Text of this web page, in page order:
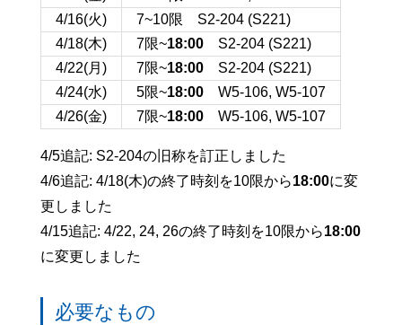
4/16(火)
7~10限 S2-204 (S221)
4/18(木)
7限~18:00S2-204 (S221)
4/22(月)
7限~18:00S2-204 (S221)
4/24(水)
5限~18:00W5-106, W5-107
4/26(金)
7限~18:00W5-106, W5-107
4/5追記: S2-204の旧称を訂正しました
4/6追記: 4/18(木)の終了時刻を10限から18:00に変
更しました
4/15追記: 4/22, 24, 26の終了時刻を10限から18:00
に変更しました
必要なもの